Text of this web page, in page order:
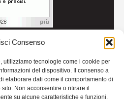
Consenso
utilizziamo tecnologie come i cookie per
del dispositivo. Il consenso a
elaborare dati come il comportamento di
Non acconsentire o ritirare il
su alcune caratteristiche e funzioni.
Credits